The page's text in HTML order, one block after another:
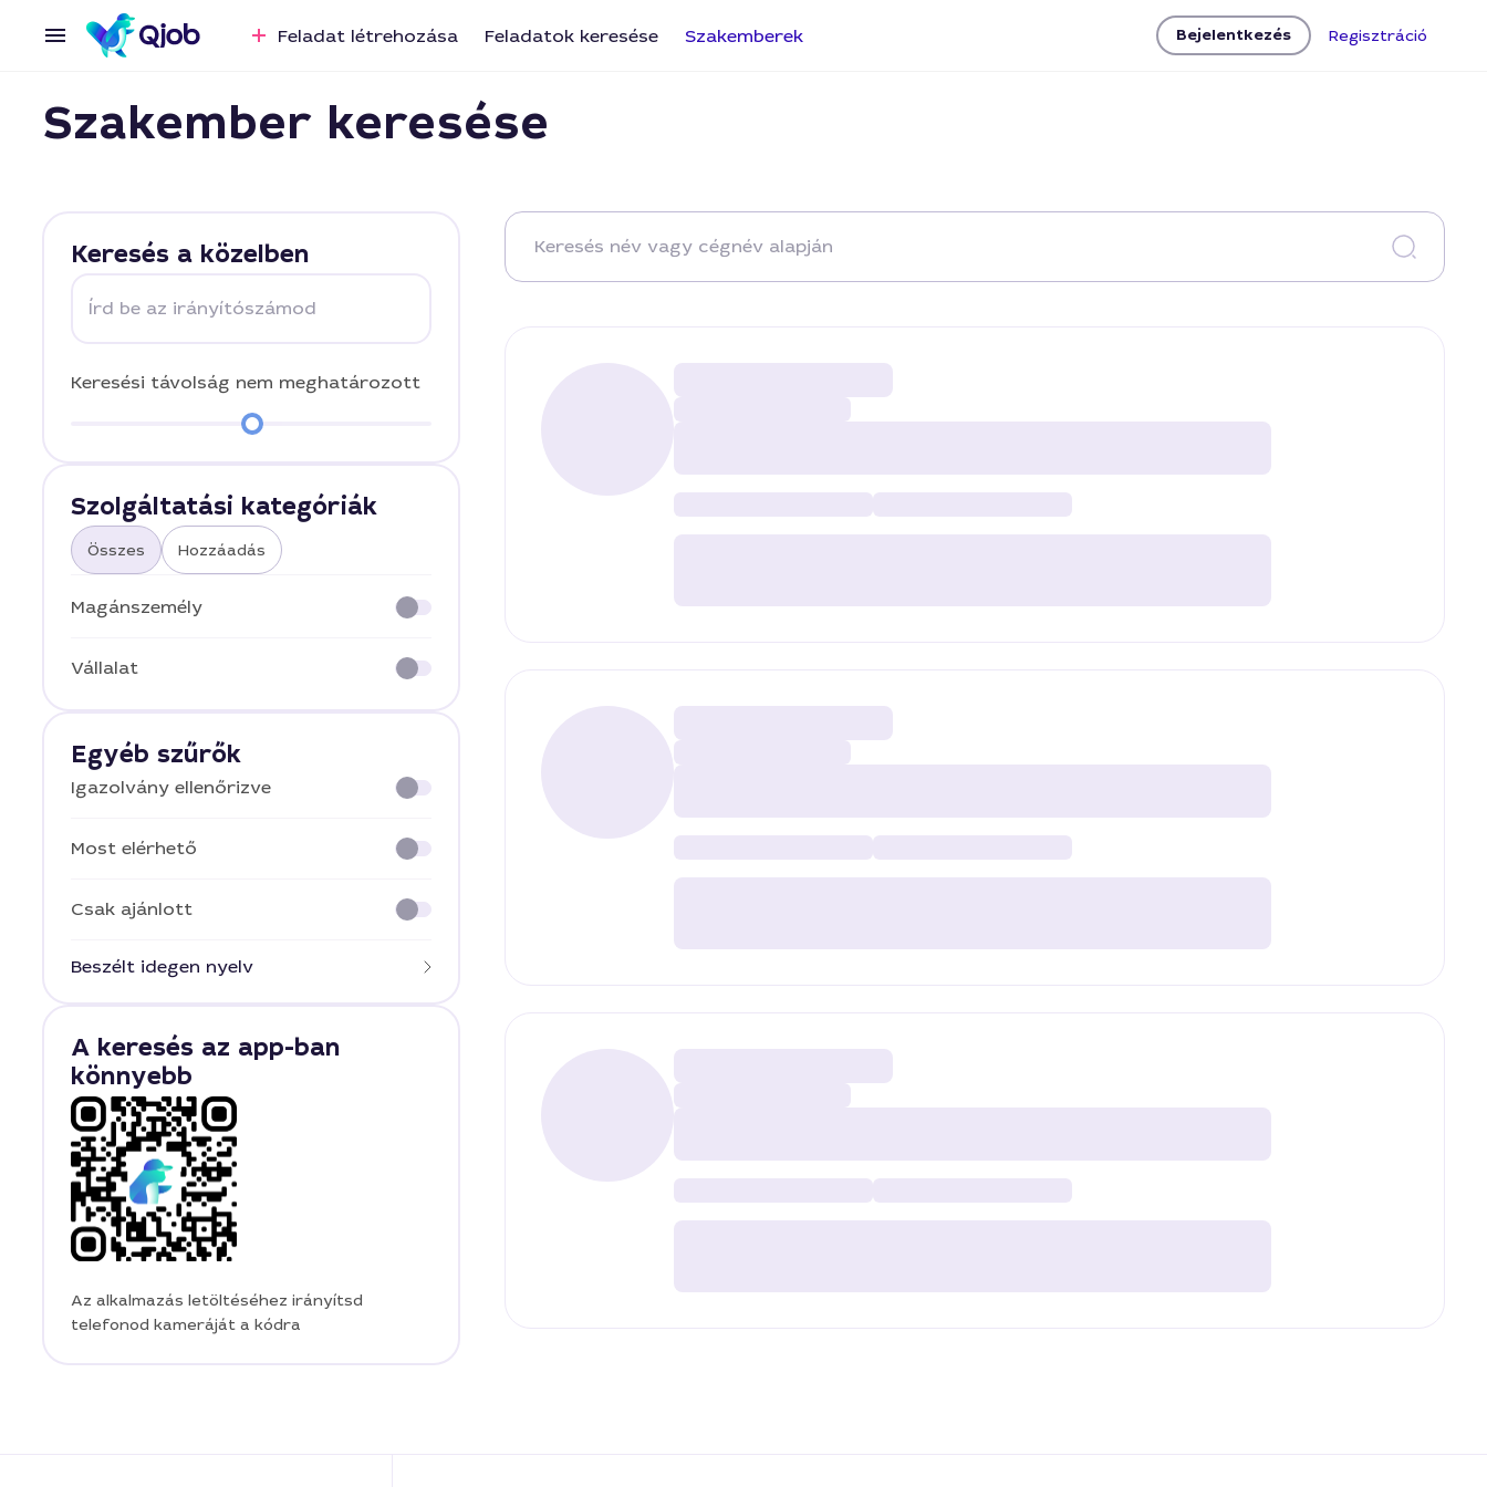
Feladat létrehozása Feladatok keresése Szakemberek Bejelentkezés Regisztráció
Szakember keresése
Keresés a közelben
Írd be az irányítószámod
Keresési távolság nem meghatározott
Szolgáltatási kategóriák
Összes Hozzáadás
Magánszemély
Vállalat
Egyéb szűrők
Igazolvány ellenőrizve
Most elérhető
Csak ajánlott
Beszélt idegen nyelv
A keresés az app-ban
könnyebb
Az alkalmazás letöltéséhez irányítsd
telefonod kameráját a kódra